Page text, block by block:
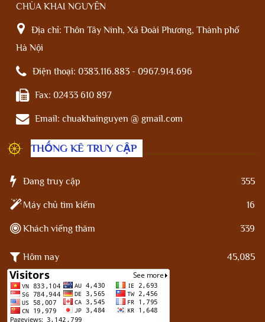
CHÙA KHAI NGUYÊN
Địa chỉ: Thôn Tây Ninh, Xã Đoài Phương, Thành phố
Hà Nội
Điện thoại: 0383.116.883 - 0967.914.696
Fax: 02433 610 897
Email: chuakhainguyen @ gmail.com
THỐNG KÊ TRUY CẬP
Đang truy cập 355
Máy chủ tìm kiếm 16
Khách viếng thăm 339
Hôm nay 45,085